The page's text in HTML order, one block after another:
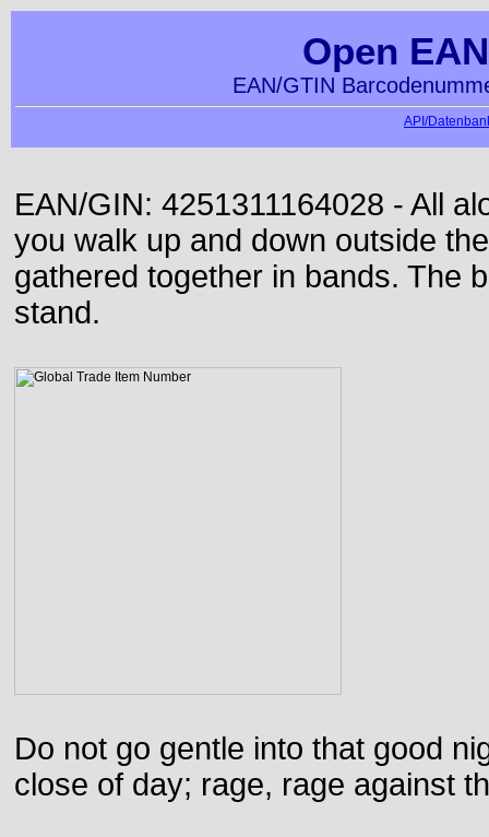
Open
EAN/GTIN
API/
EAN/GIN: 4251311164028 - All
you walk up and down outside
gathered together in bands. The
stand.
Do not go gentle into that good
close of day; rage, rage against